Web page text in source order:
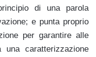
di una parola
e punta proprio
per garantire alle
caratterizzazione